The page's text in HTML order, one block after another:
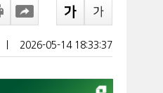
2026-05-14 18:33:37